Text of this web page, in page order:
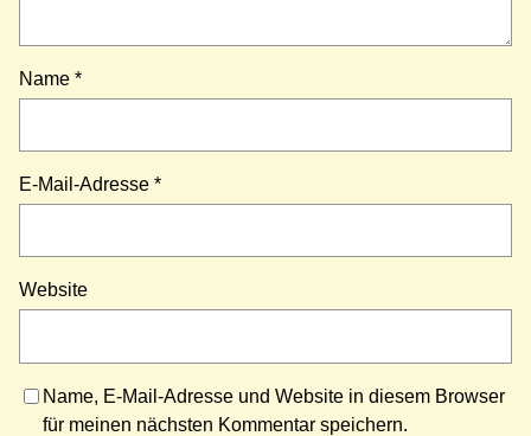
Name *
E-Mail-Adresse *
Website
Name, E-Mail-Adresse und Website in diesem Browser
für meinen nächsten Kommentar speichern.